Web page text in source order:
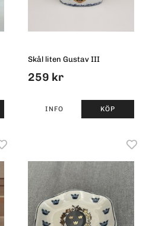
Skål liten Gustav III
259 kr
INFO KÖP